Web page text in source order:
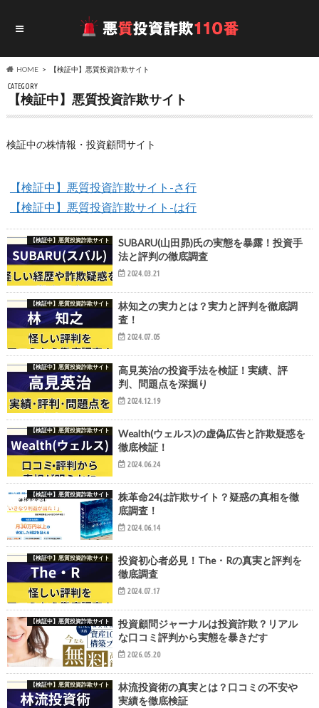
HOME 【検証中】悪質投資詐欺サイト
CATEGORY
【検証中】悪質投資詐欺サイト
検証中の株情報・投資顧問サイト
【検証中】悪質投資詐欺サイト-さ行
【検証中】悪質投資詐欺サイト-は行
【検証中】悪質投資詐欺サイト
SUBARU(山田昴)氏の実態を暴露！投資手
法と評判の徹底調査
2024.03.21
【検証中】悪質投資詐欺サイト
林知之の実力とは？実力と評判を徹底調
査！
2024.07.05
【検証中】悪質投資詐欺サイト
高見英治の投資手法を検証！実績、評
判、問題点を深掘り
2024.12.19
【検証中】悪質投資詐欺サイト
Wealth(ウェルス)の虚偽広告と詐欺疑惑を
徹底検証！
2024.06.24
【検証中】悪質投資詐欺サイト
株革命24は詐欺サイト？疑惑の真相を徹
底調査！
2024.06.14
【検証中】悪質投資詐欺サイト
投資初心者必見！The・Rの真実と評判を
徹底調査
2024.07.17
【検証中】悪質投資詐欺サイト
投資顧問ジャーナルは投資詐欺？リアル
な口コミ評判から実態を暴きだす
2026.05.20
【検証中】悪質投資詐欺サイト
林流投資術の真実とは？口コミの不安や
実績を徹底検証